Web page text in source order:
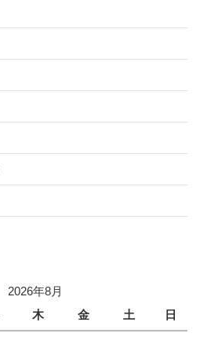
2026年8月
木 金 土 日